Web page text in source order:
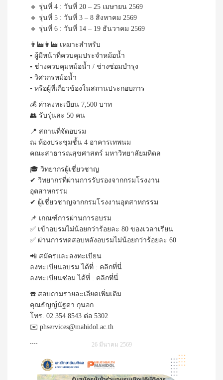
🔹 รุ่นที่ 4 : วันที่ 20 – 25 เมษายน 2569
🔹 รุ่นที่ 5 : วันที่ 3 – 8 สิงหาคม 2569
🔹 รุ่นที่ 6 : วันที่ 14 – 19 ธันวาคม 2569
👨‍🏭👩‍🏭 เหมาะสำหรับ
▪ ผู้มีหน้าที่ควบคุมประจำหม้อน้ำ
▪ ช่างควบคุมหม้อน้ำ / ช่างซ่อมบำรุง
▪ วิศวกรหม้อน้ำ
▪ หรือผู้ที่เกี่ยวข้องในสถานประกอบการ
💰 ค่าลงทะเบียน 7,500 บาท
👥 รับรุ่นละ 50 คน
📍 สถานที่จัดอบรม
ณ ห้องประชุมชั้น 4 อาคารเทพนม
คณะสาธารณสุขศาสตร์ มหาวิทยาลัยมหิดล
🎓 วิทยากรผู้เชี่ยวชาญ
✔ วิทยากรที่ผ่านการรับรองจากกรมโรงงาน
อุตสาหกรรม
✔ ผู้เชี่ยวชาญจากกรมโรงงานอุตสาหกรรม
📌 เกณฑ์การผ่านการอบรม
✅ เข้าอบรมไม่น้อยกว่าร้อยละ 80 ของเวลาเรียน
✅ ผ่านการทดสอบหลังอบรมไม่น้อยกว่าร้อยละ 60
📲 สมัครและลงทะเบียน
ลงทะเบียนอบรม ได้ที่ : คลิกที่นี่
ลงทะเบียนซ่อม ได้ที่ : คลิกที่นี่
☎️ สอบถามรายละเอียดเพิ่มเติม
คุณธัญญ์นัฐดา กุนอก
โทร. 02 354 8543 ต่อ 5302
✉️ phservices@mahidol.ac.th
26 มีนาคม 2569